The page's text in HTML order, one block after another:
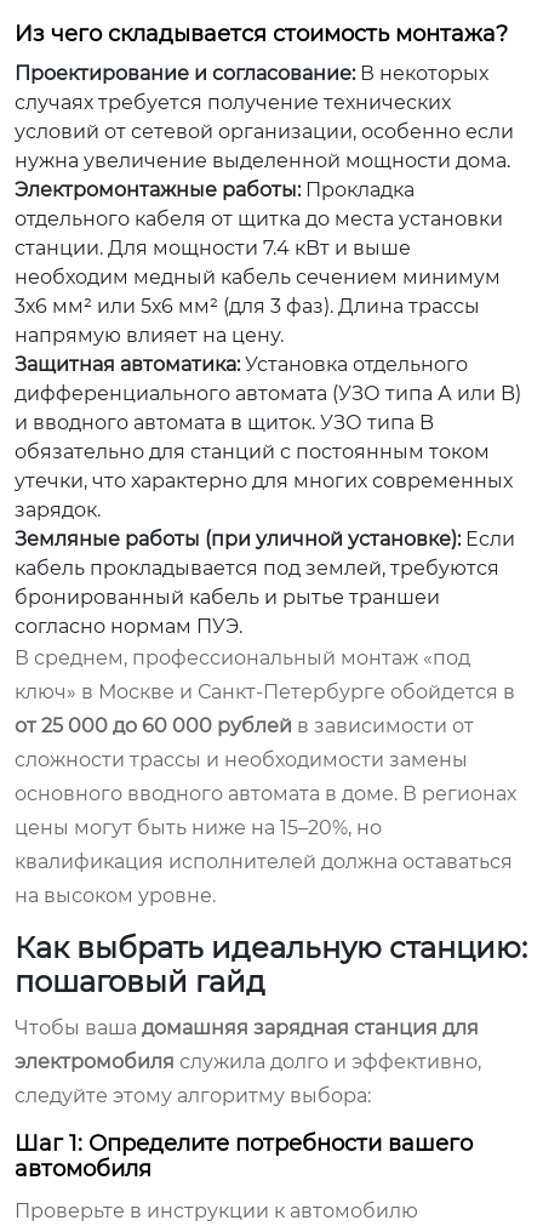
Из чего складывается стоимость монтажа?
Проектирование и согласование:В некоторых
случаях требуется получение технических
условий от сетевой организации, особенно если
нужна увеличение выделенной мощности дома.
Электромонтажные работы:Прокладка
отдельного кабеля от щитка до места установки
станции. Для мощности 7.4 кВт и выше
необходим медный кабель сечением минимум
3х6 мм² или 5х6 мм² (для 3 фаз). Длина трассы
напрямую влияет на цену.
Защитная автоматика:Установка отдельного
дифференциального автомата (УЗО типа А или B)
и вводного автомата в щиток. УЗО типа B
обязательно для станций с постоянным током
утечки, что характерно для многих современных
зарядок.
Земляные работы (при уличной установке):Если
кабель прокладывается под землей, требуются
бронированный кабель и рытье траншеи
согласно нормам ПУЭ.
В среднем, профессиональный монтаж «под
ключ» в Москве и Санкт-Петербурге обойдется в
от 25 000 до 60 000 рублей в зависимости от
сложности трассы и необходимости замены
основного вводного автомата в доме. В регионах
цены могут быть ниже на 15–20%, но
квалификация исполнителей должна оставаться
на высоком уровне.
Как выбрать идеальную станцию:
пошаговый гайд
Чтобы ваша домашняя зарядная станция для
электромобиля служила долго и эффективно,
следуйте этому алгоритму выбора:
Шаг 1: Определите потребности вашего
автомобиля
Проверьте в инструкции к автомобилю